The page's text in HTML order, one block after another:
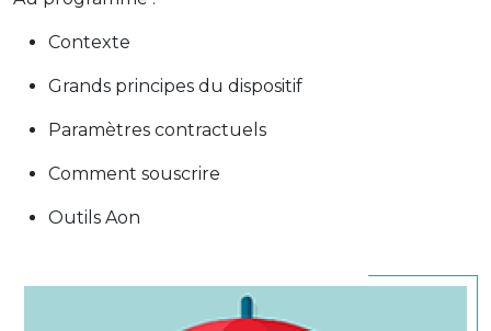
Contexte
Grands principes du dispositif
Paramètres contractuels
Comment souscrire
Outils Aon